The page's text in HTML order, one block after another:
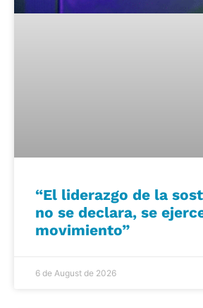
“El liderazgo de la
no se declara, se
movimiento”
6 de August de 2026